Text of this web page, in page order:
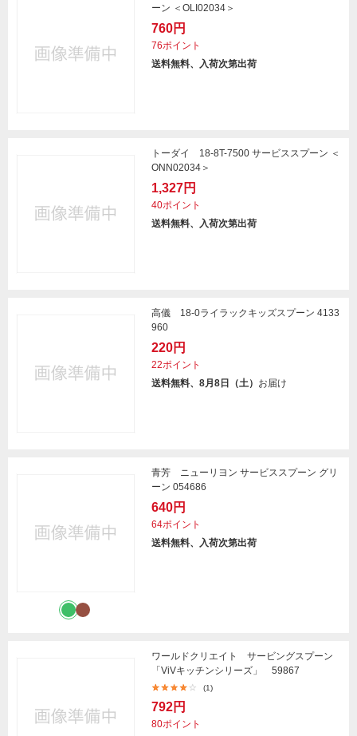
ーン ＜OLI02034＞
760円
76ポイント
送料無料、入荷次第出荷
トーダイ 18-8T-7500 サービススプーン ＜
ONN02034＞
1,327円
40ポイント
送料無料、入荷次第出荷
高儀 18-0ライラックキッズスプーン 4133
960
220円
22ポイント
送料無料、8月8日（土） お届け
青芳 ニューリヨン サービススプーン グリ
ーン 054686
640円
64ポイント
送料無料、入荷次第出荷
ワールドクリエイト サービングスプーン
「ViVキッチンシリーズ」 59867
(1)
792円
80ポイント